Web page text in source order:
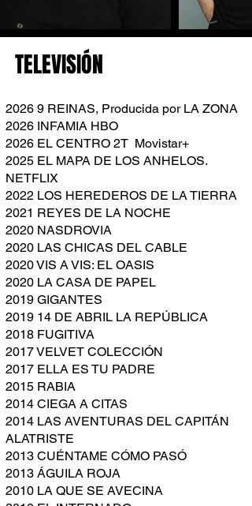
TELEVISIÓN
2026 9 REINAS, Producida por LA ZONA
2026 INFAMIA HBO
2026 EL CENTRO 2T Movistar+
2025 EL MAPA DE LOS ANHELOS.
NETFLIX
2022 LOS HEREDEROS DE LA TIERRA
2021 REYES DE LA NOCHE
2020 NASDROVIA
2020 LAS CHICAS DEL CABLE
2020 VIS A VIS: EL OASIS
2020 LA CASA DE PAPEL
2019 GIGANTES
2019 14 DE ABRIL LA REPÚBLICA
2018 FUGITIVA
2017 VELVET COLECCIÓN
2017 ELLA ES TU PADRE
2015 RABIA
2014 CIEGA A CITAS
2014 LAS AVENTURAS DEL CAPITÁN
ALATRISTE
2013 CUÉNTAME CÓMO PASÓ
2013 ÁGUILA ROJA
2010 LA QUE SE AVECINA